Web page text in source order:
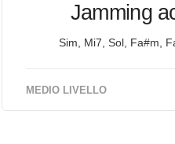
Jamming
Sim, Mi7, Sol, Fa#m,
MEDIO LIVELLO